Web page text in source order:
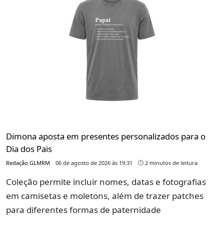
Dimona aposta em presentes personalizados para o
Dia dos Pais
Redação GLMRM 06 de agosto de 2026 às 19:31 2 minutos de leitura
Coleção permite incluir nomes, datas e fotografias
em camisetas e moletons, além de trazer patches
para diferentes formas de paternidade